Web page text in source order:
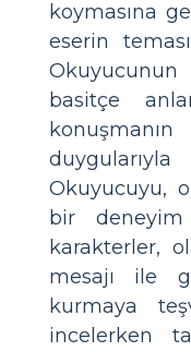
koymasına
eserin
basitçe
Okuyucuyu,
bir deneyim
karakterler,
mesajı ile
kurmaya
incelerken